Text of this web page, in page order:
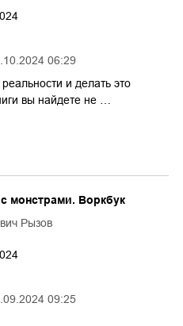
06:29
и делать это
вы найдете не …
09:25
монстрами. Воркбук
Рызов